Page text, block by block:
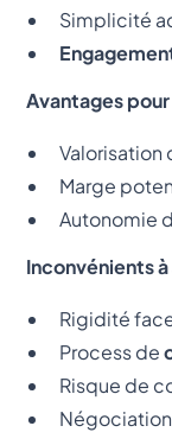
Simplicité
Avantages
Marge
Autonomie
Inconvénients
Rigidité
Process de
Risque de